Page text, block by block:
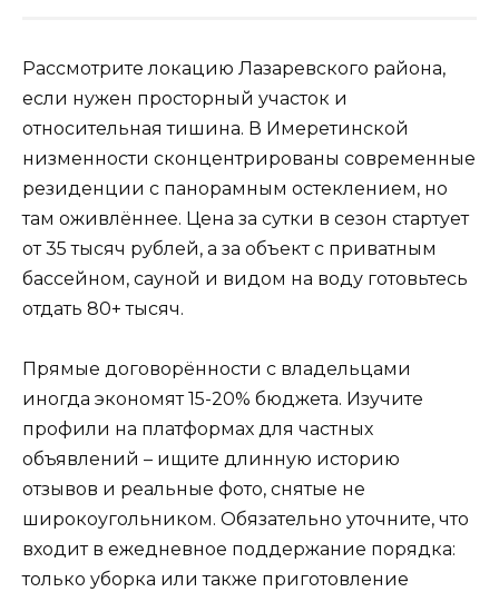
Рассмотрите локацию Лазаревского района,
если нужен просторный участок и
относительная тишина. В Имеретинской
низменности сконцентрированы современные
резиденции с панорамным остеклением, но
там оживлённее. Цена за сутки в сезон стартует
от 35 тысяч рублей, а за объект с приватным
бассейном, сауной и видом на воду готовьтесь
отдать 80+ тысяч.
Прямые договорённости с владельцами
иногда экономят 15-20% бюджета. Изучите
профили на платформах для частных
объявлений – ищите длинную историю
отзывов и реальные фото, снятые не
широкоугольником. Обязательно уточните, что
входит в ежедневное поддержание порядка:
только уборка или также приготовление